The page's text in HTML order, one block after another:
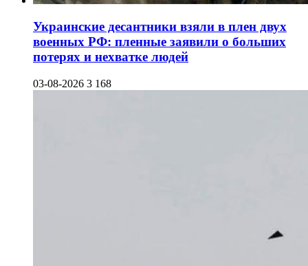
Украинские десантники взяли в плен двух
военных РФ: пленные заявили о больших
потерях и нехватке людей
03-08-2026 3 168